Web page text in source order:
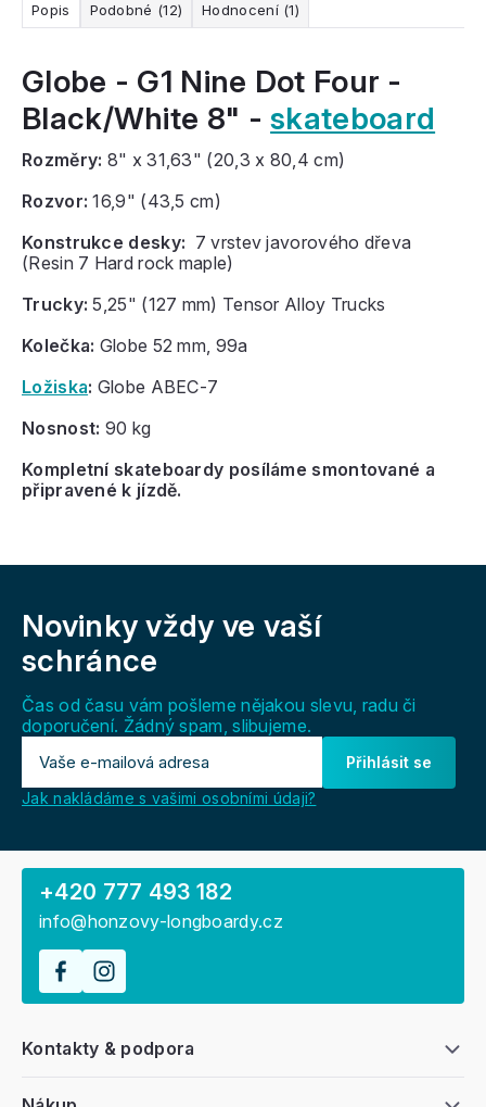
Popis Podobné (12) Hodnocení (1)
Globe - G1 Nine Dot Four -
Black/White 8" -skateboard
Rozměry: 8" x 31,63" (20,3 x 80,4 cm)
Rozvor:16,9" (43,5 cm)
Konstrukce desky: 7 vrstev javorového dřeva
(Resin 7 Hard rock maple)
Trucky: 5,25" (127 mm) Tensor Alloy Trucks
Kolečka: Globe 52 mm, 99a
Ložiska: Globe ABEC-7
Nosnost: 90 kg
Kompletní skateboardy posíláme smontované a
připravené k jízdě.
Novinky vždy ve vaší
schránce
Čas od času vám pošleme nějakou slevu, radu či
doporučení. Žádný spam, slibujeme.
Přihlásit se
Jak nakládáme s vašimi osobními údaji?
Kontakty & podpora
+420 777 493 182
info@honzovy-longboardy.cz